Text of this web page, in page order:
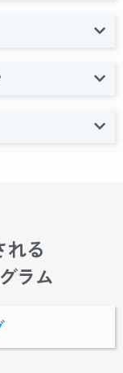
れる
ラム